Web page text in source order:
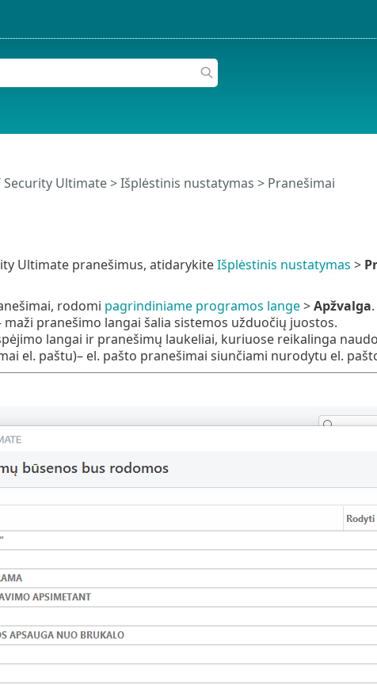
Security Ultimate>Išplėstinis nustatymas > Pranešimai
Ultimate pranešimus, atidarykiteIšplėstinis nustatymas >
rodomi pagrindiniame programos lange>Apžvalga.
maži pranešimo langai šalia sistemos užduočių juostos.
langai ir pranešimų laukeliai, kuriuose reikalinga
el. paštu)– el. pašto pranešimai siunčiami nurodytu el.